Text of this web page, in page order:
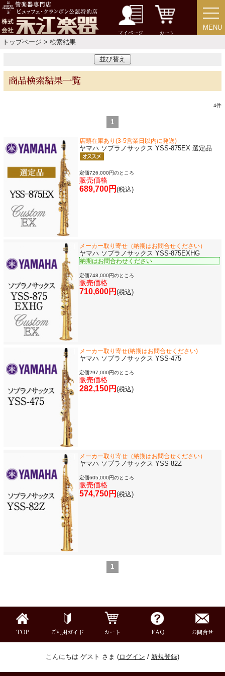
マイページ カート
MENU
MENU
トップページ > 検索結果
並び替え
商品検索結果一覧
4件
1
店頭在庫あり(3-5営業日以内に発送)
ヤマハ ソプラノサックス YSS-875EX 選定品
定価726,000円のところ
販売価格
689,700円 (税込)
メーカー取り寄せ（納期はお問合せください）
ヤマハ ソプラノサックス YSS-875EXHG
納期はお問合わせください
定価748,000円のところ
販売価格
710,600円 (税込)
メーカー取り寄せ(納期はお問合せください)
ヤマハ ソプラノサックス YSS-475
定価297,000円のところ
販売価格
282,150円 (税込)
メーカー取り寄せ（納期はお問合せください）
ヤマハ ソプラノサックス YSS-82Z
定価605,000円のところ
販売価格
574,750円 (税込)
1
TOP ご利用ガイド カート FAQ お問合せ
こんにちは ゲスト さま (ログイン / 新規登録)
楽器スタンド
チューナー・メトロノーム
音楽ギフト・雑貨
書籍・CD
音楽教本
ソロ楽譜・曲集
アウトレット
中古楽器
今月のお買い得品
目的・用途別で楽器を探す
メーカー別で探す
価格・ランキングで探す
初級・中級・上級で探す
永江楽器人気コンテンツ
セール・イベント情報
人気の永江楽器コラム